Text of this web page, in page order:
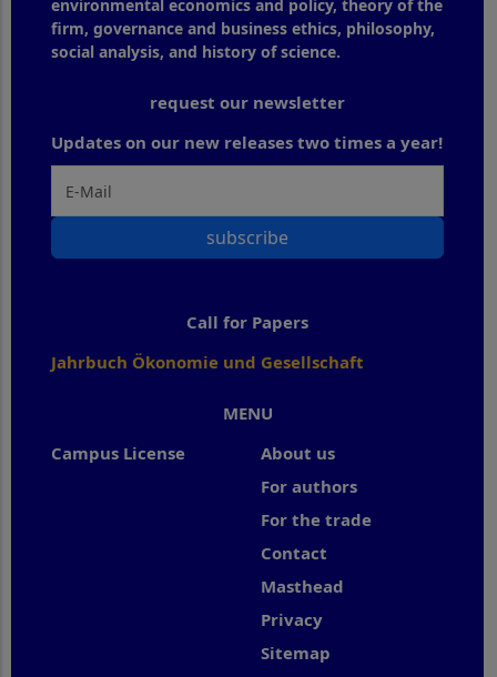
environmental economics and policy, theory of the
firm, governance and business ethics, philosophy,
social analysis, and history of science.
MENU
Campus License
About us
For authors
For the trade
Contact
Masthead
Privacy
Sitemap
request our newsletter
Updates on our new releases two times a year!
subscribe
Call for Papers
Jahrbuch Ökonomie und Gesellschaft